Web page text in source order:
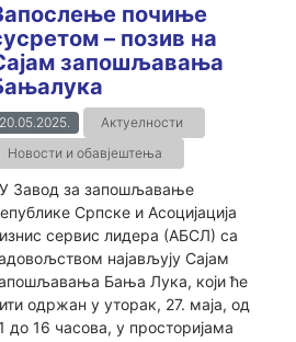
почиње
– позив на
запошљавања
20.05.2025.
Актуелности
Новости и обавјештења
Завод за запошљавање
Српске и Асоцијација
сервис лидера (АБСЛ) са
најављују Сајам
Бања Лука, који ће
одржан у уторак, 27. маја, од
до 16 часова, у просторијама